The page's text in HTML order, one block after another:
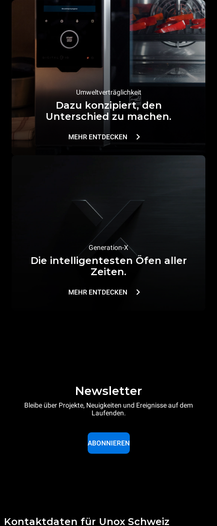
Umweltverträglichkeit
Dazu konzipiert, den
Unterschied zu machen.
MEHR ENTDECKEN
Generation-X
Die intelligentesten Öfen aller
Zeiten.
MEHR ENTDECKEN
Newsletter
Bleibe über Projekte, Neuigkeiten und Ereignisse auf dem
Laufenden.
ABONNIEREN
Kontaktdaten für Unox Schweiz